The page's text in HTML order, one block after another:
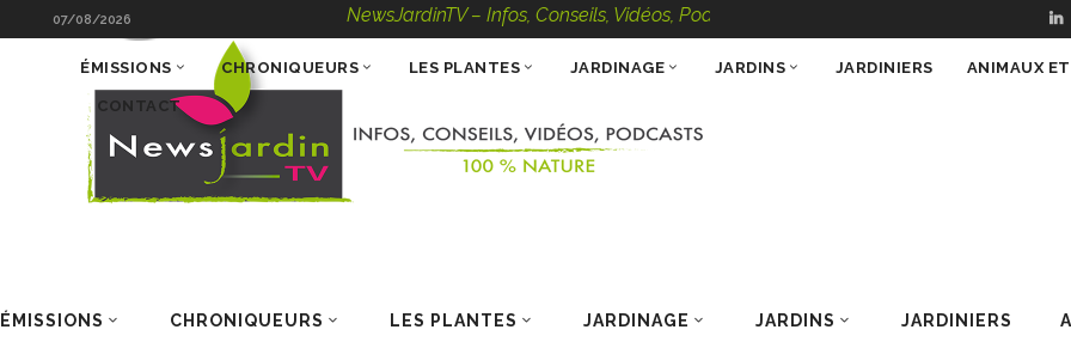
07/08/2026 NewsJardinTV – Infos, Conseils, Vidéos, Podcasts – 100 % Nature
ÉMISSIONS CHRONIQUEURS LES PLANTES JARDINAGE JARDINS JARDINIERS
ÉMISSIONS CHRONIQUEURS LES PLANTES JARDINAGE JARDINS JARDINIERS ANIMAUX
CONTACT